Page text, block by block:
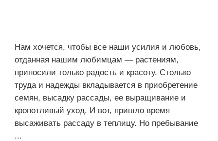
Нам хочется, чтобы все наши усилия и любовь,
отданная нашим любимцам — растениям,
приносили только радость и красоту. Столько
труда и надежды вкладывается в приобретение
семян, высадку рассады, ее выращивание и
кропотливый уход. И вот, пришло время
высаживать рассаду в теплицу. Но пребывание
...